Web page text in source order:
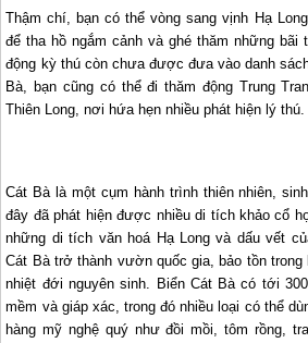
Thậm chí, bạn có thể vòng sang vịnh Hạ Long
để tha hồ ngắm cảnh và ghé thăm những bãi
động kỳ thú còn chưa được đưa vào danh
Bà, bạn cũng có thể đi thăm động Trung
Thiên Long, nơi hứa hẹn nhiều phát hiện lý thú.
Cát Bà là một cụm hành trình thiên nhiên,
đây đã phát hiện được nhiều di tích khảo cổ
những di tích văn hoá Hạ Longvà dấu vết
Cát Bà trở thành vườn quốc gia, bảo tồn
nhiệt đới nguyên sinh. Biển Cát Bà có tới
mềm và giáp xác, trong đó nhiều loại có thể
hàng mỹ nghệ quý như đồi mồi, tôm rồng,